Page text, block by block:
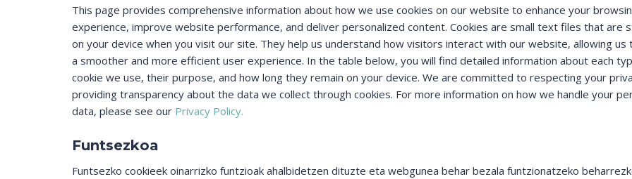
This page provides comprehensive information about how we use cookies on our website to enhance your
experience, improve website performance, and deliver personalized content. Cookies are small text files that are
on your device when you visit our site. They help us understand how visitors interact with our website, allowing us
a smoother and more efficient user experience. In the table below, you will find detailed information about each
cookie we use, their purpose, and how long they remain on your device. We are committed to respecting your
providing transparency about the data we collect through cookies. For more information on how we handle your
data, please see our Privacy Policy.
Funtsezkoa
Funtsezko cookieek oinarrizko funtzioak ahalbidetzen dituzte eta webgunea behar bezala funtzionatzeko